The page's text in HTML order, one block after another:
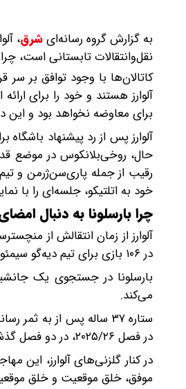
به گزارش گروه رسانه‌ایشرق،
نقل‌وانتقالات تابستانی است،
آلوارز هستند و خود را برای
برای معاوضه نخواهد بود و این در حالی است که
آلوارز پس از رد پیشنهاد
رقیب از جمله پاری‌سن‌ژرمن و
خود به اتلتیکو، جلسه‌ای را با
چرا بارسلونا به دنبال
در ۱۰۶ بازی برای تیم دیه‌گو سیمئونه در تمامی رقابت‌ها، ۴۹ گل به ثمر رسانده است.
بارسلونا در جستجوی یک
می‌کند.
در فصل ۲۰۲۵/۲۶، در دو فصل گذشته لالیگا تنها کیلیان امباپه توانسته گل‌های بیشتری نسبت به لواندوفسکی به ثمر برساند.
در کنار گلزنی‌های آلوارز، این
موفق، خلق موقعیت و خلق